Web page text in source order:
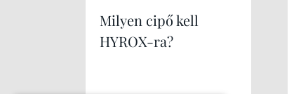
Milyen cipő kell
HYROX-ra?